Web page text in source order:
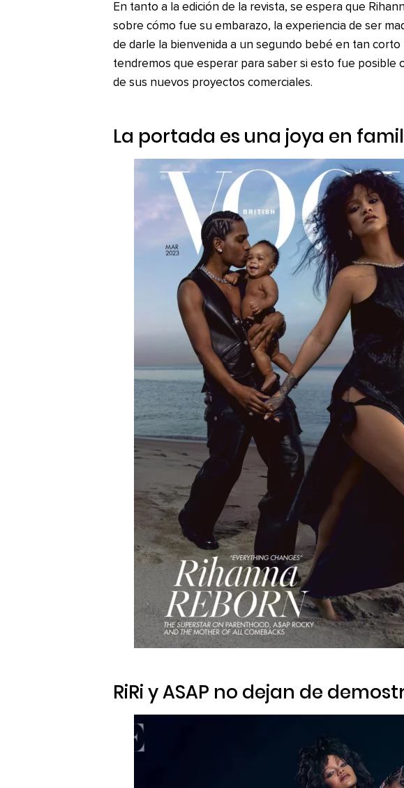
En tanto a la edición de la revista, se espera que
sobre cómo fue su embarazo, la experiencia de ser
de darle la bienvenida a un segundo bebé en tan corto
tendremos que esperar para saber si esto fue posible
de sus nuevos proyectos comerciales.
La portada es una joya en
RiRi y ASAP no dejan de